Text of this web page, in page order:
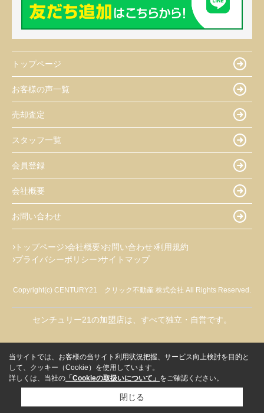
トップページ
お客様の声一覧
売却査定
スタッフ一覧
会員登録
会社概要
お問い合わせ
トップページ 会社概要 お問い合わせ 利用規約
プライバシーポリシー サイトマップ
Copyright(c) CENTURY21 クリック不動産 株式会社 All Rights Reserved.
センチュリー21の加盟店は、すべて独立・自営です。
当サイトでは、お客様の当サイト利用状況把握、サービス向上検討を目的と
して、クッキー（Cookie）を使用しています。
詳しくは、当社の 「Cookieの取扱いについて」 をご確認ください。
閉じる